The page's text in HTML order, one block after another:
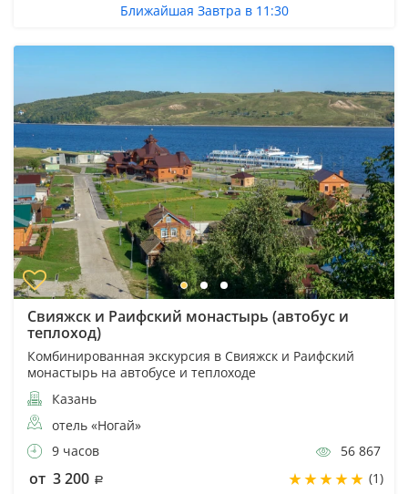
Ближайшая Завтра в 11:30
Свияжск и Раифский монастырь (автобус и
теплоход)
Комбинированная экскурсия в Свияжск и Раифский
монастырь на автобусе и теплоходе
Казань
отель «Ногай»
9 часов
56 867
от 3 200 (1)